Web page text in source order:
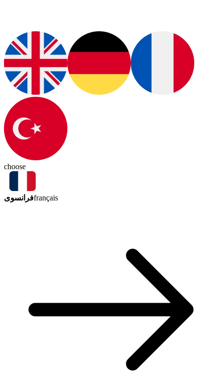
choose
فرانسویfrançais